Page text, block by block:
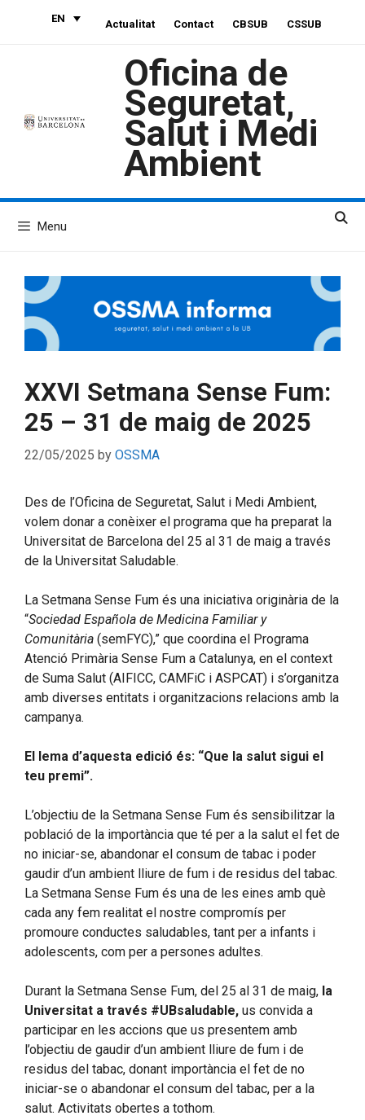
EN Actualitat Contact CBSUB CSSUB
Oficina de
Seguretat,
Salut i Medi
Ambient
Menu
XXVI Setmana Sense Fum:
25 – 31 de maig de 2025
22/05/2025 by OSSMA
Des de l’Oficina de Seguretat, Salut i Medi Ambient,
volem donar a conèixer el programa que ha preparat la
Universitat de Barcelona del 25 al 31 de maig a través
de la Universitat Saludable.
La Setmana Sense Fum és una iniciativa originària de la
“Sociedad Española de Medicina Familiar y
Comunitària (semFYC),” que coordina el Programa
Atenció Primària Sense Fum a Catalunya, en el context
de Suma Salut (AIFICC, CAMFiC i ASPCAT) i s’organitza
amb diverses entitats i organitzacions relacions amb la
campanya.
El lema d’aquesta edició és: “Que la salut sigui el
teu premi”.
L’objectiu de la Setmana Sense Fum és sensibilitzar la
població de la importància que té per a la salut el fet de
no iniciar-se, abandonar el consum de tabac i poder
gaudir d’un ambient lliure de fum i de residus del tabac.
La Setmana Sense Fum és una de les eines amb què
cada any fem realitat el nostre compromís per
promoure conductes saludables, tant per a infants i
adolescents, com per a persones adultes.
Durant la Setmana Sense Fum, del 25 al 31 de maig, la
Universitat a través #UBsaludable, us convida a
participar en les accions que us presentem amb
l’objectiu de gaudir d’un ambient lliure de fum i de
residus del tabac, donant importància el fet de no
iniciar-se o abandonar el consum del tabac, per a la
salut. Activitats obertes a tothom.